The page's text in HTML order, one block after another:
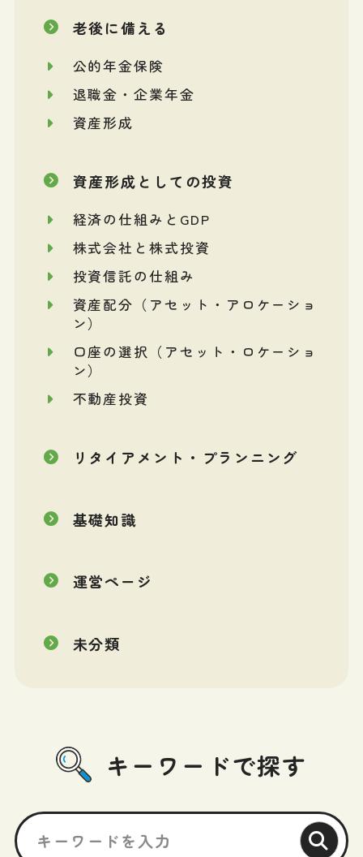
老後に備える
公的年金保険
退職金・企業年金
資産形成
資産形成としての投資
経済の仕組みとGDP
株式会社と株式投資
投資信託の仕組み
資産配分（アセット・アロケーショ
ン）
口座の選択（アセット・ロケーショ
ン）
不動産投資
リタイアメント・プランニング
基礎知識
運営ページ
未分類
キーワードで探す